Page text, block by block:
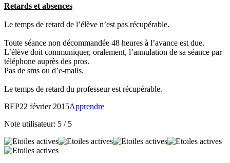
Retards et absences
Le temps de retard de l’élève n’est pas récupérable.
Toute séance non décommandée 48 heures à l’avance est due.
L’élève doit communiquer, oralement, l’annulation de sa séance par
téléphone auprès des pros.
Pas de sms ou d’e-mails.
Le temps de retard du professeur est récupérable.
BEP22 février 2015Apprendre
Note utilisateur: 5 / 5